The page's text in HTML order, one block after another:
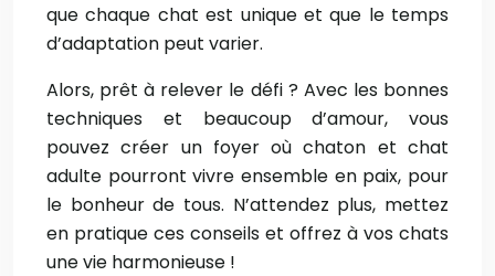
que chaque chat est unique et que le temps
d’adaptation peut varier.
Alors, prêt à relever le défi ? Avec les bonnes
techniques et beaucoup d’amour, vous
pouvez créer un foyer où chaton et chat
adulte pourront vivre ensemble en paix, pour
le bonheur de tous. N’attendez plus, mettez
en pratique ces conseils et offrez à vos chats
une vie harmonieuse !